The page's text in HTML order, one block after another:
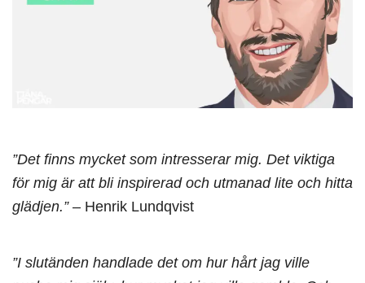
”Det finns mycket som intresserar mig. Det viktiga
för mig är att bli inspirerad och utmanad lite och hitta
glädjen.”– Henrik Lundqvist
”I slutänden handlade det om hur hårt jag ville